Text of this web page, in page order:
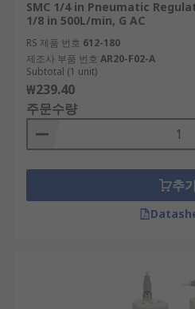
SMC 1/4 in Pneumatic
1/8 in 500L/min, G AC
RS 제품 번호 612-180
제조사 부품 번호 AR20-F02-A
Subtotal (1 unit)
₩239.40
주문수량
추